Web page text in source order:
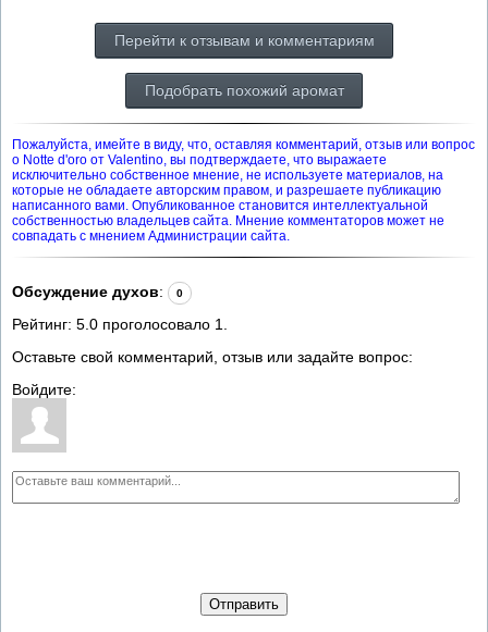
Перейти к отзывам и комментариям
Подобрать похожий аромат
Пожалуйста, имейте в виду, что, оставляя комментарий, отзыв или вопрос
о Notte d'oro от Valentino, вы подтверждаете, что выражаете
исключительно собственное мнение, не используете материалов, на
которые не обладаете авторским правом, и разрешаете публикацию
написанного вами. Опубликованное становится интеллектуальной
собственностью владельцев сайта. Мнение комментаторов может не
совпадать с мнением Администрации сайта.
Обсуждение духов: 0
Рейтинг: 5.0 проголосовало 1
Оставьте свой комментарий, отзыв или задайте вопрос:
Войдите:
Отправить